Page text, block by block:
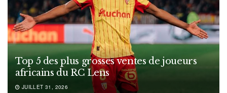
Top 5 des plus grosses ventes de joueurs
africains du RC Lens
JUILLET 31, 2026